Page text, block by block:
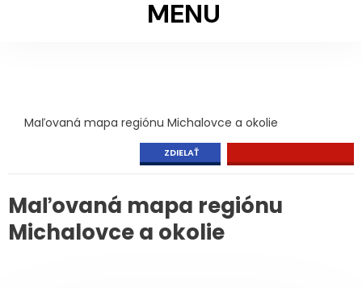
MENU
Maľovaná mapa regiónu Michalovce a okolie
ZDIELAŤ
Maľovaná mapa regiónu
Michalovce a okolie